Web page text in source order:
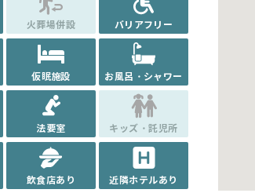
火葬場併設 バリアフリー
仮眠施設 お風呂・シャワー
法要室 キッズ・託児所
飲食店あり 近隣ホテルあり